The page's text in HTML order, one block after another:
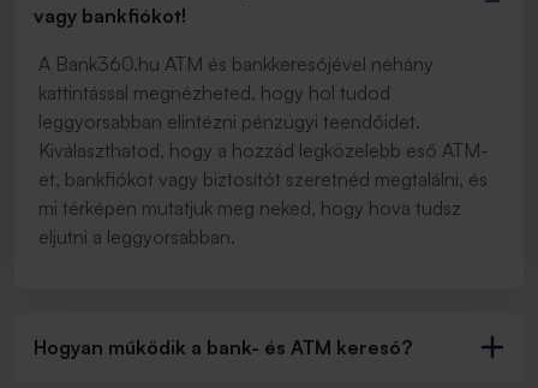
vagy bankfiókot!
A Bank360.hu ATM és bankkeresőjével néhány
kattintással megnézheted, hogy hol tudod
leggyorsabban elintézni pénzügyi teendőidet.
Kiválaszthatod, hogy a hozzád legközelebb eső ATM-
et, bankfiókot vagy biztosítót szeretnéd megtalálni, és
mi térképen mutatjuk meg neked, hogy hova tudsz
eljutni a leggyorsabban.
Hogyan működik a bank- és ATM kereső?